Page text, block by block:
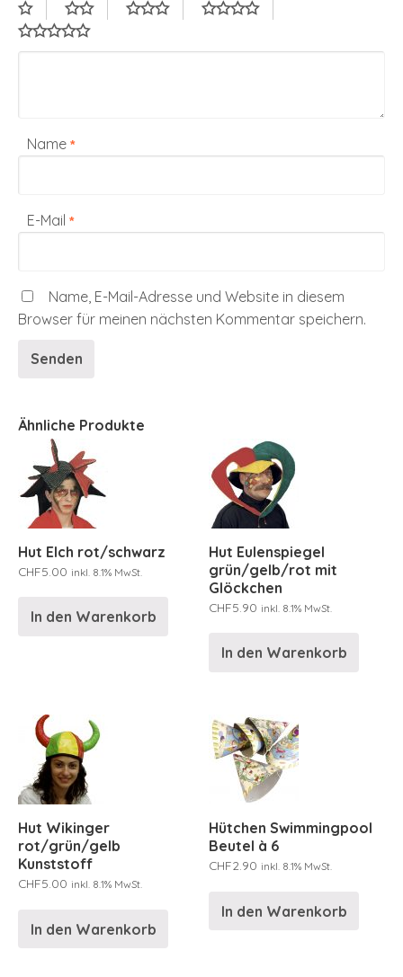
Name *
E-Mail *
Name, E-Mail-Adresse und Website in diesem
Browser für meinen nächsten Kommentar speichern.
Ähnliche Produkte
Hut Elch rot/schwarz
CHF5.00 inkl. 8.1% MwSt.
In den Warenkorb
Hut Eulenspiegel
grün/gelb/rot mit
Glöckchen
CHF5.90 inkl. 8.1% MwSt.
In den Warenkorb
Hut Wikinger
rot/grün/gelb
Kunststoff
CHF5.00 inkl. 8.1% MwSt.
In den Warenkorb
Hütchen Swimmingpool
Beutel à 6
CHF2.90 inkl. 8.1% MwSt.
In den Warenkorb